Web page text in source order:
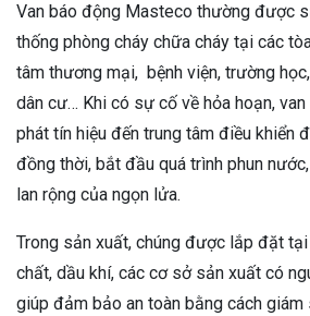
Van báo động Masteco thường được
thống phòng cháy chữa cháy tại các
tâm thương mại, bệnh viện, trường
dân cư… Khi có sự cố về hỏa hoạn,
phát tín hiệu đến trung tâm điều khiển
đồng thời, bắt đầu quá trình phun
lan rộng của ngọn lửa.
Trong sản xuất, chúng được lắp đặt tại
chất, dầu khí, các cơ sở sản xuất có
giúp đảm bảo an toàn bằng cách